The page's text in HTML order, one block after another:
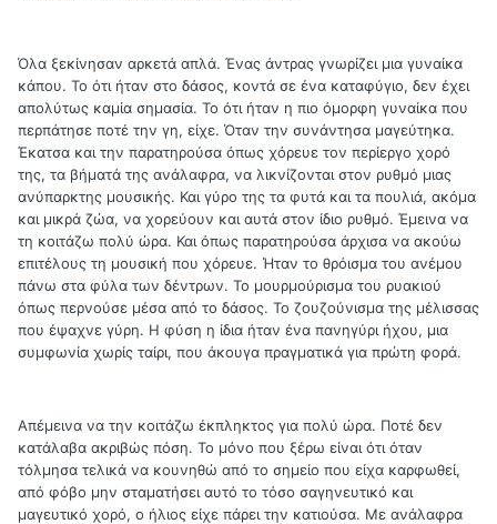
Όλα ξεκίνησαν αρκετά απλά. Ένας άντρας γνωρίζει μια γυναίκα
κάπου. Το ότι ήταν στο δάσος, κοντά σε ένα καταφύγιο, δεν έχει
απολύτως καμία σημασία. Το ότι ήταν η πιο όμορφη γυναίκα που
περπάτησε ποτέ την γη, είχε. Όταν την συνάντησα μαγεύτηκα.
Έκατσα και την παρατηρούσα όπως χόρευε τον περίεργο χορό
της, τα βήματά της ανάλαφρα, να λικνίζονται στον ρυθμό μιας
ανύπαρκτης μουσικής. Και γύρο της τα φυτά και τα πουλιά, ακόμα
και μικρά ζώα, να χορεύουν και αυτά στον ίδιο ρυθμό. Έμεινα να
τη κοιτάζω πολύ ώρα. Και όπως παρατηρούσα άρχισα να ακούω
επιτέλους τη μουσική που χόρευε. Ήταν το θρόισμα του ανέμου
πάνω στα φύλα των δέντρων. Το μουρμούρισμα του ρυακιού
όπως περνούσε μέσα από το δάσος. Το ζουζούνισμα της μέλισσας
που έψαχνε γύρη. Η φύση η ίδια ήταν ένα πανηγύρι ήχου, μια
συμφωνία χωρίς ταίρι, που άκουγα πραγματικά για πρώτη φορά.
Απέμεινα να την κοιτάζω έκπληκτος για πολύ ώρα. Ποτέ δεν
κατάλαβα ακριβώς πόση. Το μόνο που ξέρω είναι ότι όταν
τόλμησα τελικά να κουνηθώ από το σημείο που είχα καρφωθεί,
από φόβο μην σταματήσει αυτό το τόσο σαγηνευτικό και
μαγευτικό χορό, ο ήλιος είχε πάρει την κατιούσα. Με ανάλαφρα